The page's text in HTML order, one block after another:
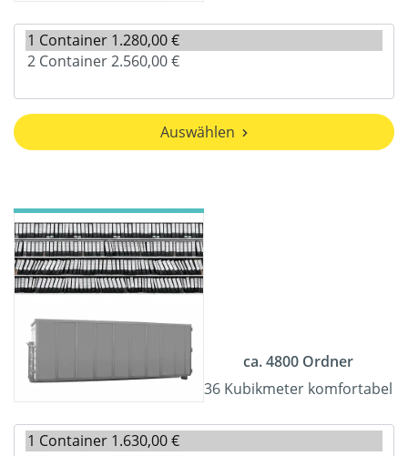
Auswählen
ca. 4800 Ordner
36 Kubikmeter komfortabel